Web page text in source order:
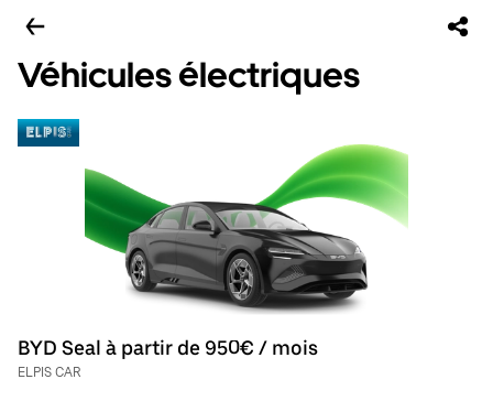
Véhicules électriques
BYD Seal à partir de 950€ / mois
ELPIS CAR